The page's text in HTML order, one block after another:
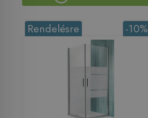
-10%
Rendelésre